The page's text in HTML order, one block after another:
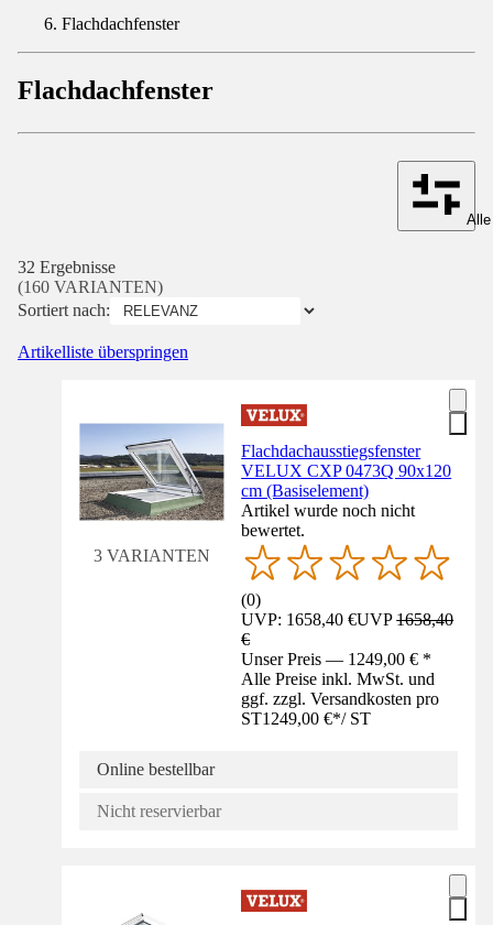
Flachdachfenster
Flachdachfenster
32 Ergebnisse
(160 VARIANTEN)
Sortiert nach:
Artikelliste überspringen
3 VARIANTEN
Flachdachausstiegsfenster
VELUX CXP 0473Q 90x120
cm (Basiselement)
Artikel wurde noch nicht
bewertet.
(0)
UVP: 1658,40 €UVP1658,40
€
Unser Preis — 1249,00 € *
Alle Preise inkl. MwSt. und
ggf. zzgl. Versandkosten pro
ST1249,00 €*/ ST
Online bestellbar
Nicht reservierbar